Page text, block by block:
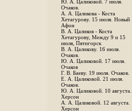
Ю. А. Цаликовой. 7 июля.
Очаков.
А. А. Цаликова - Коста
Хетагурову. 15 июля. Новый
Афон
В. А. Цаликов - Коста
Хетагурову, Между 9 и 15
июля, Пятигорск
В. А. Цаликову. 16 июля.
Очаков.
Ю. А. Цаликовой. 17 июля.
Очаков
Г. В. Баеву. 19 июля. Очаков.
Е. А. Цаликовой. 21 июля.
Очаков.
Ю. А. Цаликовой. 10 августа.
Херсон
А. А. Цаликовой. 12 августа.
Херсон